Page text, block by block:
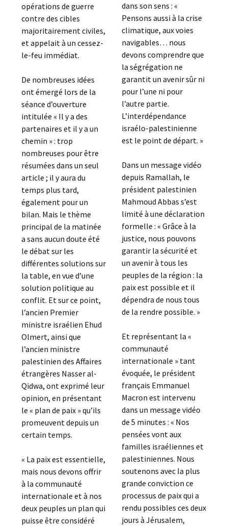
opérations de guerre
contre des cibles
majoritairement civiles,
et appelait à un cessez-
le-feu immédiat.
De nombreuses idées
ont émergé lors de la
séance d’ouverture
intitulée « Il y a des
partenaires et il y a un
chemin » : trop
nombreuses pour être
résumées dans un seul
article ; il y aura du
temps plus tard,
également pour un
bilan. Mais le thème
principal de la matinée
a sans aucun doute été
le débat sur les
différentes solutions sur
la table, en vue d’une
solution politique au
conflit. Et sur ce point,
l’ancien Premier
ministre israélien Ehud
Olmert, ainsi que
l’ancien ministre
palestinien des Affaires
étrangères Nasser al-
Qidwa, ont exprimé leur
opinion, en présentant
le « plan de paix » qu’ils
promeuvent depuis un
certain temps.
« La paix est essentielle,
mais nous devons offrir
à la communauté
internationale et à nos
deux peuples un plan qui
puisse être considéré
dans son sens : «
Pensons aussi à la crise
climatique, aux voies
navigables… nous
devons comprendre que
la ségrégation ne
garantit un avenir sûr ni
pour l’une ni pour
l’autre partie.
L’interdépendance
israélo-palestinienne
est le point de départ. »
Dans un message vidéo
depuis Ramallah, le
président palestinien
Mahmoud Abbas s’est
limité à une déclaration
formelle : « Grâce à la
justice, nous pouvons
garantir la sécurité et
un avenir à tous les
peuples de la région : la
paix est possible et il
dépendra de nous tous
de la rendre possible. »
Et représentant la «
communauté
internationale » tant
évoquée, le président
français Emmanuel
Macron est intervenu
dans un message vidéo
de 5 minutes : « Nos
pensées vont aux
familles israéliennes et
palestiniennes. Nous
soutenons avec la plus
grande conviction ce
processus de paix qui a
rendu possibles ces deux
jours à Jérusalem,